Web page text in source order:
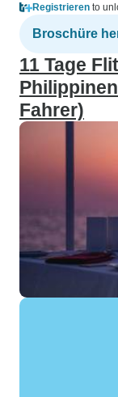
Registrieren to
Broschüre
11 Tage
Fahrer)